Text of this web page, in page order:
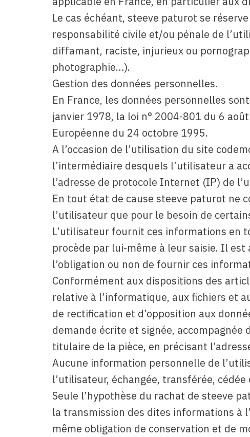
Le cas échéant, steeve paturot se
responsabilité civile et/ou pénale de
diffamant, raciste, injurieux ou
photographie…).
Gestion des données personnelles.
En France, les données personnelles
janvier 1978, la loi n° 2004-801 du 6
Européenne du 24 octobre 1995.
A l’occasion de l’utilisation du site
l’intermédiaire desquels l’utilisateur a
l’adresse de protocole Internet (IP) de
En tout état de cause steeve paturot ne
l’utilisateur que pour le besoin de
L’utilisateur fournit ces informations en
procède par lui-même à leur saisie. Il
l’obligation ou non de fournir ces
Conformément aux dispositions des
relative à l’informatique, aux fichiers et
de rectification et d’opposition aux
demande écrite et signée, accompagnée
titulaire de la pièce, en précisant
Aucune information personnelle de
l’utilisateur, échangée, transférée,
Seule l’hypothèse du rachat de steeve
la transmission des dites informations à
même obligation de conservation et de